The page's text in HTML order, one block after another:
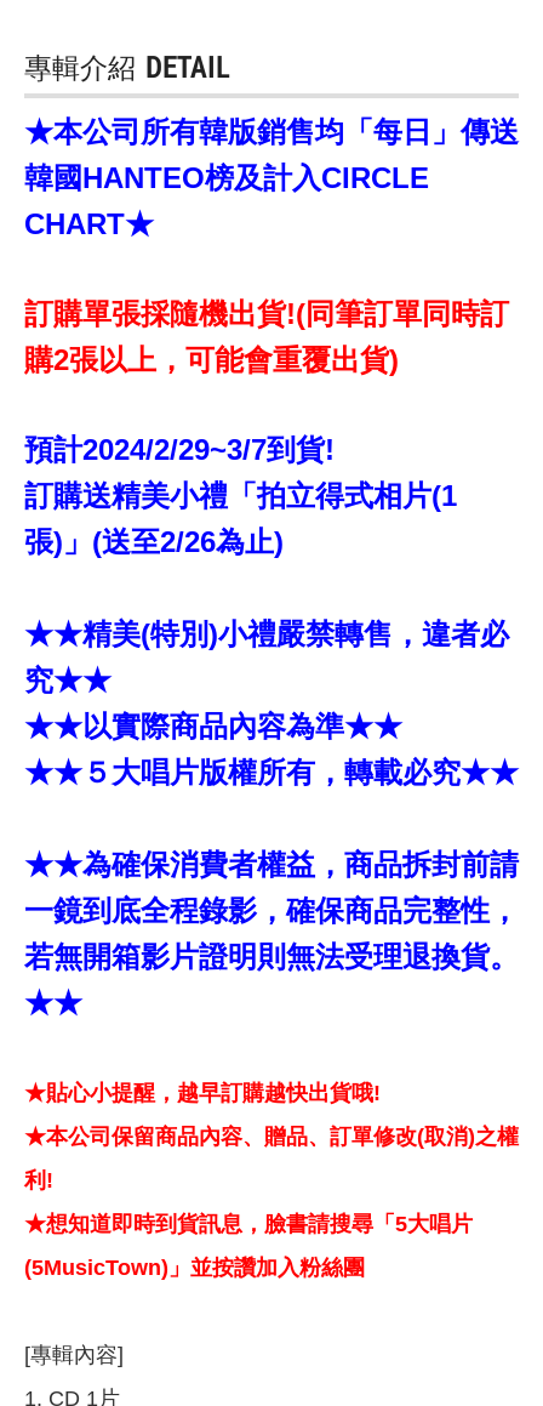
專輯介紹 DETAIL
★本公司所有韓版銷售均「每日」傳送
韓國HANTEO榜及計入CIRCLE
CHART★
訂購單張採隨機出貨!(同筆訂單同時訂
購2張以上，可能會重覆出貨)
預計2024/2/29~3/7到貨!
訂購送精美小禮「拍立得式相片(1
張)」(送至2/26為止)
★★精美(特別)小禮嚴禁轉售，違者必
究★★
★★以實際商品內容為準★★
★★５大唱片版權所有，轉載必究★★
★★為確保消費者權益，商品拆封前請
一鏡到底全程錄影，確保商品完整性，
若無開箱影片證明則無法受理退換貨。
★★
★貼心小提醒，越早訂購越快出貨哦!
★本公司保留商品內容、贈品、訂單修改(取消)之權
利!
★想知道即時到貨訊息，臉書請搜尋「5大唱片
(5MusicTown)」並按讚加入粉絲團
[專輯內容]
1. CD 1片